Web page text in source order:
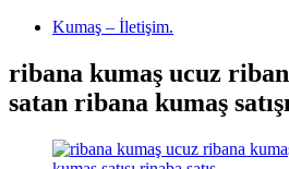
Kumaş – İletişim.
ribana kumaş ucuz
satan ribana kumaş